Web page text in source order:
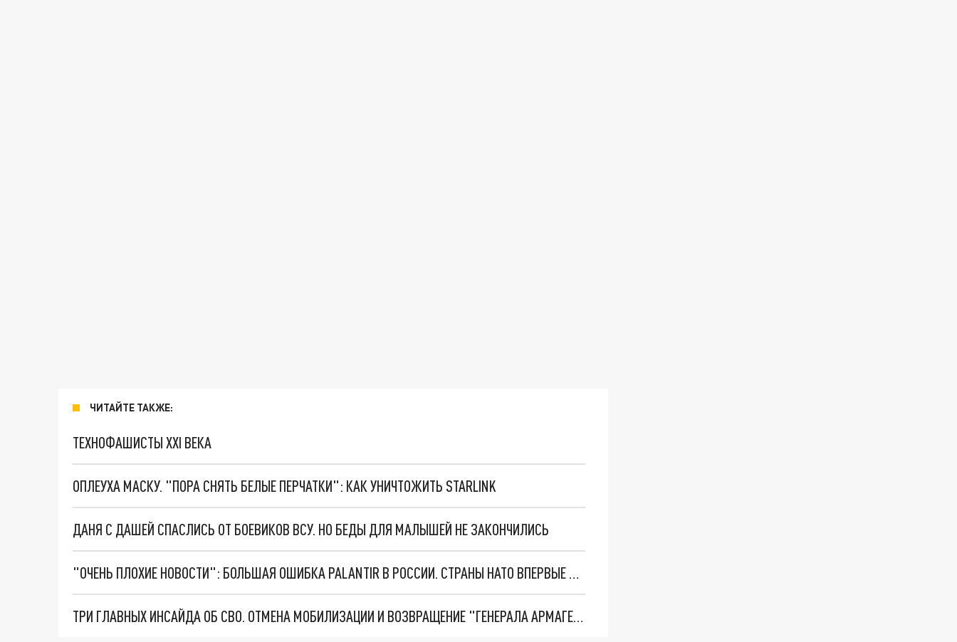
ЧИТАЙТЕ ТАКЖЕ:
ТЕХНОФАШИСТЫ XXI ВЕКА
ОПЛЕУХА МАСКУ. "ПОРА СНЯТЬ БЕЛЫЕ ПЕРЧАТКИ": КАК УНИЧТОЖИТЬ STARLINK
ДАНЯ С ДАШЕЙ СПАСЛИСЬ ОТ БОЕВИКОВ ВСУ. НО БЕДЫ ДЛЯ МАЛЫШЕЙ НЕ ЗАКОНЧИЛИСЬ
"ОЧЕНЬ ПЛОХИЕ НОВОСТИ": БОЛЬШАЯ ОШИБКА PALANTIR В РОССИИ. СТРАНЫ НАТО ВПЕРВЫЕ ЗА СВО ОСТАНОВИЛИ ПОСТАВКИ ОРУЖИЯ. ВСУ ТЕРЯЮТ ПРИГРАНИЧЬЕ?
ТРИ ГЛАВНЫХ ИНСАЙДА ОБ СВО. ОТМЕНА МОБИЛИЗАЦИИ И ВОЗВРАЩЕНИЕ "ГЕНЕРАЛА АРМАГЕДДОНА"? ОТЛИЧНЫЕ НОВОСТИ, КОТОРЫЕ ЖДАЛИ ВСЕ